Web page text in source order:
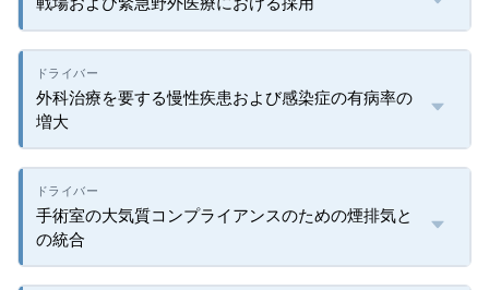
外科治療を要する慢性疾患および感染症の有病率の
増大
手術室の大気質コンプライアンスのための煙排気と
の統合